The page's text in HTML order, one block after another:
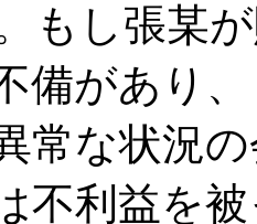
もし張某
備があり
常な状況
不利益を